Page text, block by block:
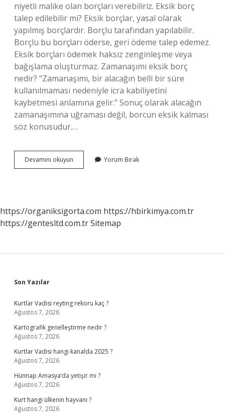
niyetli malike olan borçları verebiliriz. Eksik borç
talep edilebilir mi? Eksik borçlar, yasal olarak
yapılmış borçlardır. Borçlu tarafından yapılabilir.
Borçlu bu borçları öderse, geri ödeme talep edemez.
Eksik borçları ödemek haksız zenginleşme veya
bağışlama oluşturmaz. Zamanaşımı eksik borç
nedir? “Zamanaşımı, bir alacağın belli bir süre
kullanılmaması nedeniyle icra kabiliyetini
kaybetmesi anlamına gelir.” Sonuç olarak alacağın
zamanaşımına uğraması değil, borcun eksik kalması
söz konusudur.…
Devamını okuyun
Hukuku
Yorum Bırak
https://organiksigorta.com https://hbirkimya.com.tr
https://gentesltd.com.trSitemap
Sidebar
Son Yazılar
Kurtlar Vadisi reyting rekoru kaç ?
Ağustos 7, 2026
Kartografik genelleştirme nedir ?
Ağustos 7, 2026
Kurtlar Vadisi hangi kanalda 2025 ?
Ağustos 7, 2026
Hünnap Amasya’da yetişir mi ?
Ağustos 7, 2026
Kurt hangi ülkenin hayvanı ?
Ağustos 7, 2026